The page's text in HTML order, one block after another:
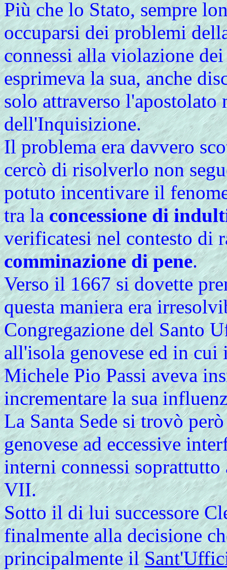
Più che lo Stato, sempre
occuparsi dei problemi
connessi alla violazione
esprimeva la sua, anche
solo attraverso l'apostolato
dell'Inquisizione.
Il problema era davvero
cercò di risolverlo non
potuto incentivare il
tra laconcessione di
verificatesi nel contesto di
comminazione di pene.
Verso il 1667 si dovette
questa maniera era
Congregazione del Santo
all'isola genovese ed in
Michele Pio Passi aveva
incrementare la sua
La Santa Sede si trovò
genovese ad eccessive
interni connessi
VII.
Sotto il di lui successore
finalmente alla decisione
principalmente il